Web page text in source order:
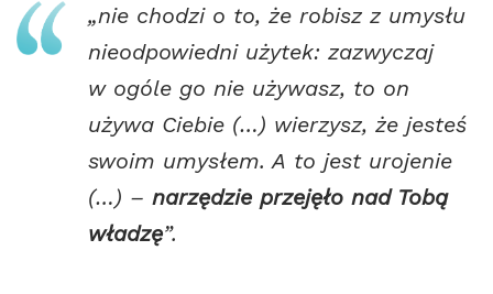
„nie chodzi o to, że robisz z umysłu
nieodpowiedni użytek: zazwyczaj
w ogóle go nie używasz, to on
używa Ciebie (…) wierzysz, że jesteś
swoim umysłem. A to jest urojenie
(…) – narzędzie przejęło nad Tobą
władzę”.